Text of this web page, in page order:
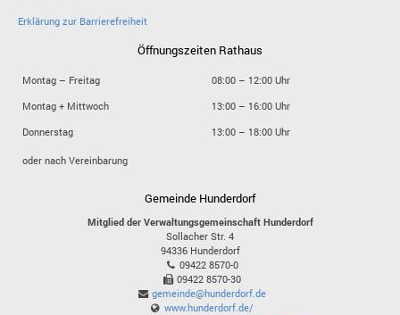
Erklärung zur Barrierefreiheit
Öffnungszeiten Rathaus
Montag – Freitag
08:00 – 12:00 Uhr
Montag + Mittwoch
13:00 – 16:00 Uhr
Donnerstag
13:00 – 18:00 Uhr
oder nach Vereinbarung
Gemeinde Hunderdorf
Mitglied der Verwaltungsgemeinschaft Hunderdorf
Sollacher Str. 4
94336 Hunderdorf
09422 8570-0
09422 8570-30
gemeinde@hunderdorf.de
www.hunderdorf.de/